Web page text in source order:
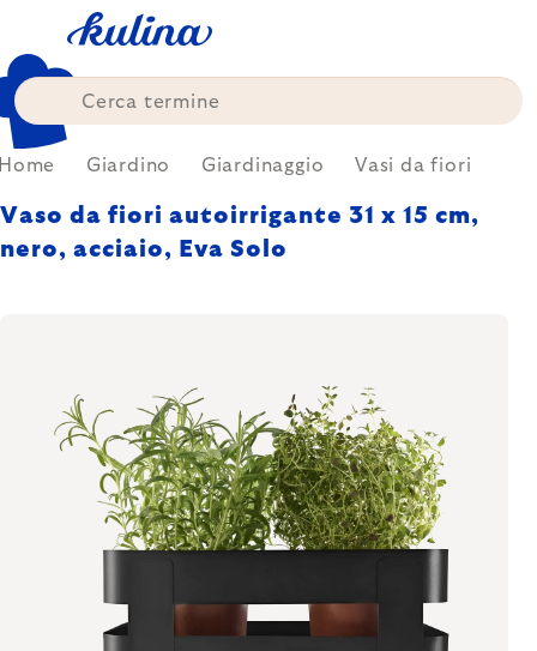
content
Giardino Giardinaggio Vasi da fiori
Vaso da fiori autoirrigante 31 x 15 cm,
nero, acciaio, Eva Solo